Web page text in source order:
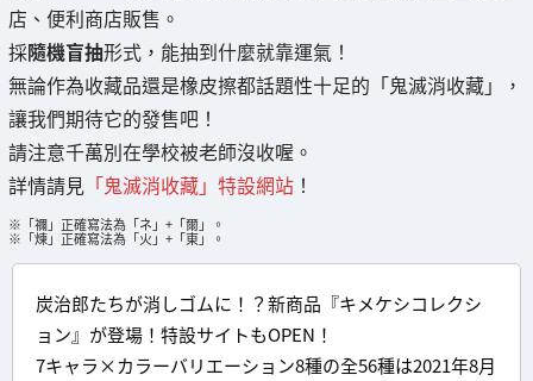
店、便利商店販售。
採隨機盲抽形式，能抽到什麼就靠運氣！
無論作為收藏品還是橡皮擦都話題性十足的「鬼滅消收藏」，
讓我們期待它的發售吧！
請注意千萬別在學校被老師沒收喔。
詳情請見 「鬼滅消收藏」特設網站 ！
※「禰」正確寫法為「ネ」+「爾」。
※「煉」正確寫法為「火」+「東」。
炭治郎たちが消しゴムに！？新商品『キメケシコレクシ
ョン』が登場！特設サイトもOPEN！
7キャラ×カラーバリエーション8種の全56種は2021年8月